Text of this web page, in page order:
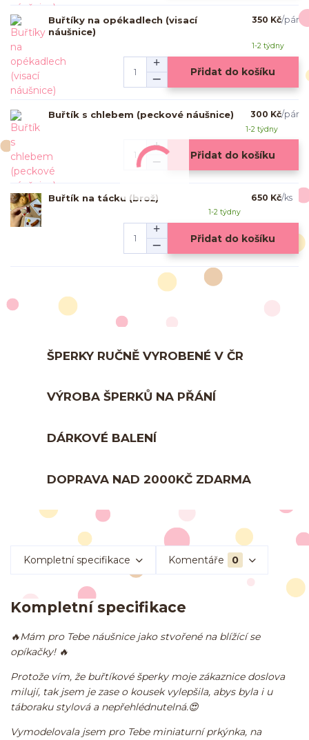
Buřtíky na opékadlech (visací
náušnice)
350 Kč/pár
1-2 týdny
Přidat do košíku
Buřtík s chlebem (peckové náušnice) 300 Kč/pár
1-2 týdny
Přidat do košíku
Buřtík na tácku (brož) 650 Kč/ks
1-2 týdny
Přidat do košíku
ŠPERKY RUČNĚ VYROBENÉ V ČR
VÝROBA ŠPERKŮ NA PŘÁNÍ
DÁRKOVÉ BALENÍ
DOPRAVA NAD 2000KČ ZDARMA
Kompletní specifikace Komentáře 0
Kompletní specifikace
🔥Mám pro Tebe náušnice jako stvořené na blížící se
opíkačky! 🔥
Protože vím, že buřtíkové šperky moje zákaznice doslova
milují, tak jsem je zase o kousek vylepšila, abys byla i u
táboraku stylová a nepřehlédnutelná.😍
Vymodelovala jsem pro Tebe miniaturní prkýnka, na